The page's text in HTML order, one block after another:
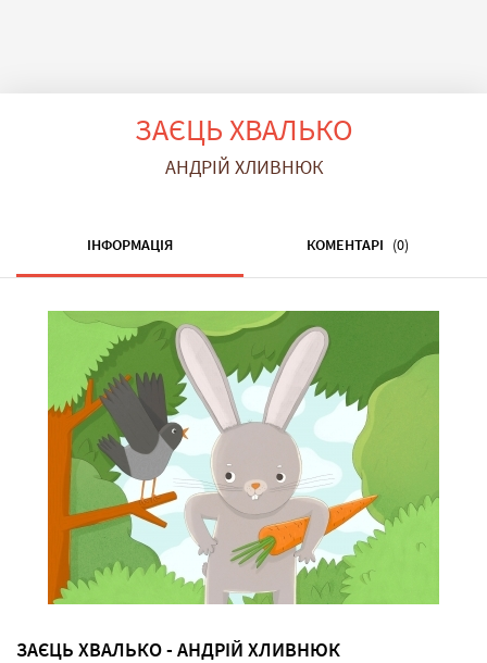
ЗАЄЦЬ ХВАЛЬКО
АНДРІЙ ХЛИВНЮК
ІНФОРМАЦІЯ КОМЕНТАРІ (0)
ЗАЄЦЬ ХВАЛЬКО - АНДРІЙ ХЛИВНЮК